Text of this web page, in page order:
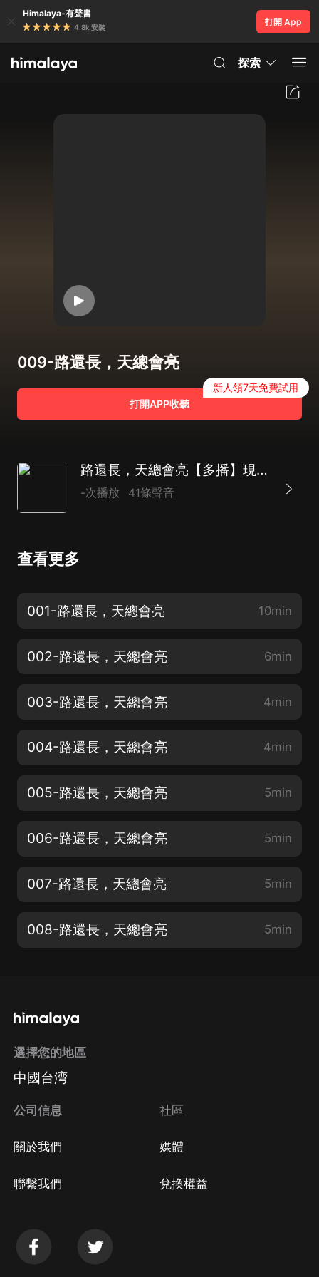
Himalaya-有聲書
4.8k 安裝
打開 App
探索
009-路還長，天總會亮
打開APP收聽
新人領7天免費試用
路還長，天總會亮【多播】現代/言情/淒美校園愛情
-次播放 41條聲音
查看更多
001-路還長，天總會亮 10min
002-路還長，天總會亮 6min
003-路還長，天總會亮 4min
004-路還長，天總會亮 4min
005-路還長，天總會亮 5min
006-路還長，天總會亮 5min
007-路還長，天總會亮 5min
008-路還長，天總會亮 5min
選擇您的地區
中國台湾
公司信息
關於我們
聯繫我們
社區
媒體
兌換權益